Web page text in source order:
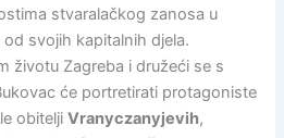
stvaralačkog zanosa u
svojih kapitalnih djela.
životu Zagreba i družeći se s
će portretirati protagoniste
obitelji Vranyczanyjevih,